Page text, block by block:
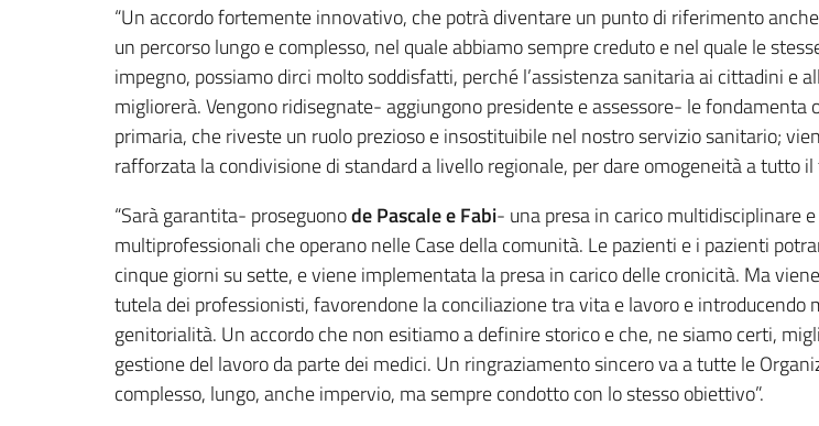
“Un accordo fortemente innovativo, che potrà diventare un punto di riferimento
un percorso lungo e complesso, nel quale abbiamo sempre creduto e nel quale le
impegno, possiamo dirci molto soddisfatti, perché l’assistenza sanitaria ai cittadini e
migliorerà. Vengono ridisegnate- aggiungono presidente e assessore- le
primaria, che riveste un ruolo prezioso e insostituibile nel nostro servizio sanitario;
rafforzata la condivisione di standard a livello regionale, per dare omogeneità a tutto il
“Sarà garantita- proseguonode Pascale e Fabi- una presa in carico multidisciplinare
multiprofessionali che operano nelle Case della comunità. Le pazienti e i pazienti
cinque giorni su sette, e viene implementata la presa in carico delle cronicità. Ma
tutela dei professionisti, favorendone la conciliazione tra vita e lavoro e
genitorialità. Un accordo che non esitiamo a definire storico e che, ne siamo certi,
gestione del lavoro da parte dei medici. Un ringraziamento sincero va a tutte le
complesso, lungo, anche impervio, ma sempre condotto con lo stesso obiettivo”.